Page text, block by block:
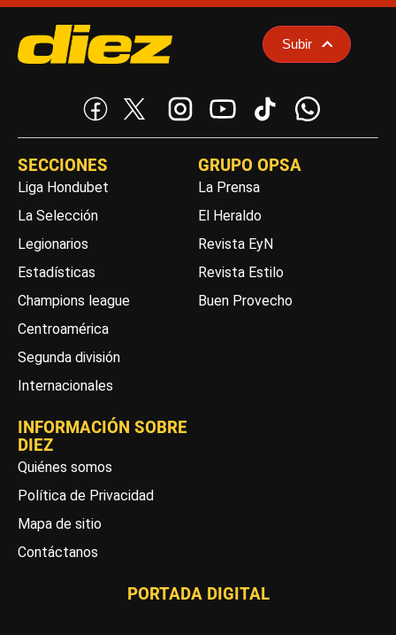
Subir
SECCIONES
Liga Hondubet
La Selección
Legionarios
Estadísticas
Champions league
Centroamérica
Segunda división
Internacionales
GRUPO OPSA
La Prensa
El Heraldo
Revista EyN
Revista Estilo
Buen Provecho
INFORMACIÓN SOBRE
DIEZ
Quiénes somos
Política de Privacidad
Mapa de sitio
Contáctanos
PORTADA DIGITAL